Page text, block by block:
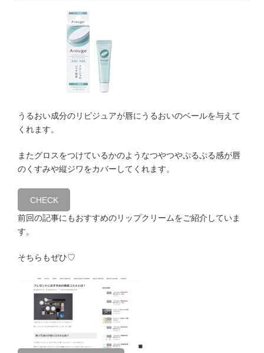
うるおい成分のリピジュアが唇にうるおいのベールを与えて
くれます。
またグロスをつけているかのようなつやつやぷるぷる感が唇
のくすみや縦ジワをカバーしてくれます。
CHECK
前回の記事にもおすすめのリップクリームをご紹介していま
す。
そちらもぜひ♡